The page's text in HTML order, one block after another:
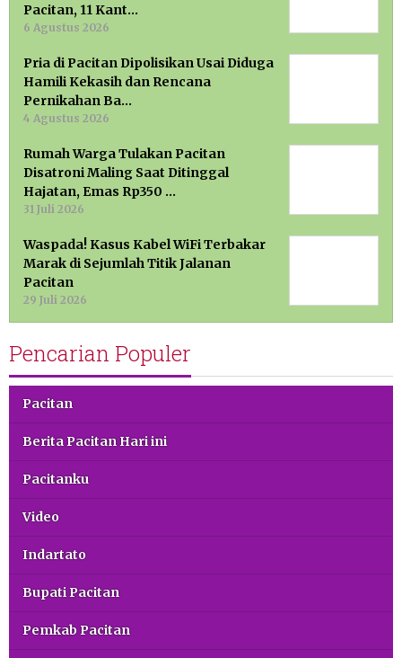
Pacitan, 11 Kant…
6 Agustus 2026
Pria di Pacitan Dipolisikan Usai Diduga
Hamili Kekasih dan Rencana
Pernikahan Ba…
4 Agustus 2026
Rumah Warga Tulakan Pacitan
Disatroni Maling Saat Ditinggal
Hajatan, Emas Rp350 …
31 Juli 2026
Waspada! Kasus Kabel WiFi Terbakar
Marak di Sejumlah Titik Jalanan
Pacitan
29 Juli 2026
Pencarian Populer
Pacitan
Berita Pacitan Hari ini
Pacitanku
Video
Indartato
Bupati Pacitan
Pemkab Pacitan